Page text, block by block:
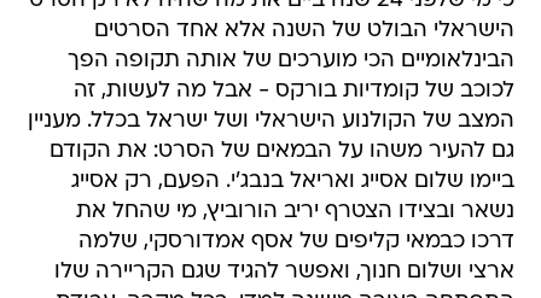
הישראלי הבולט של השנה אלא אחד הסרטים
הבינלאומיים הכי מוערכים של אותה תקופה הפך
לכוכב של קומדיות בורקס - אבל מה לעשות, זה
המצב של הקולנוע הישראלי ושל ישראל בכלל. מעניין
גם להעיר משהו על הבמאים של הסרט: את הקודם
ביימו שלום אסייג ואריאל בנבג'י. הפעם, רק אסייג
נשאר ובצידו הצטרף יריב הורוביץ, מי שהחל את
דרכו כבמאי קליפים של אסף אמדורסקי, שלמה
ארצי ושלום חנוך, ואפשר להגיד שגם הקריירה שלו